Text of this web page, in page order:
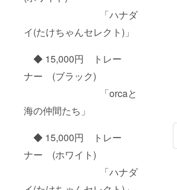
「ハナダ
イ(たけちゃんセレクト)」
◆ 15,000円 トレー
ナー (ブラック)
「orcaと
海の仲間たち」
◆ 15,000円 トレー
ナー (ホワイト)
「ハナダ